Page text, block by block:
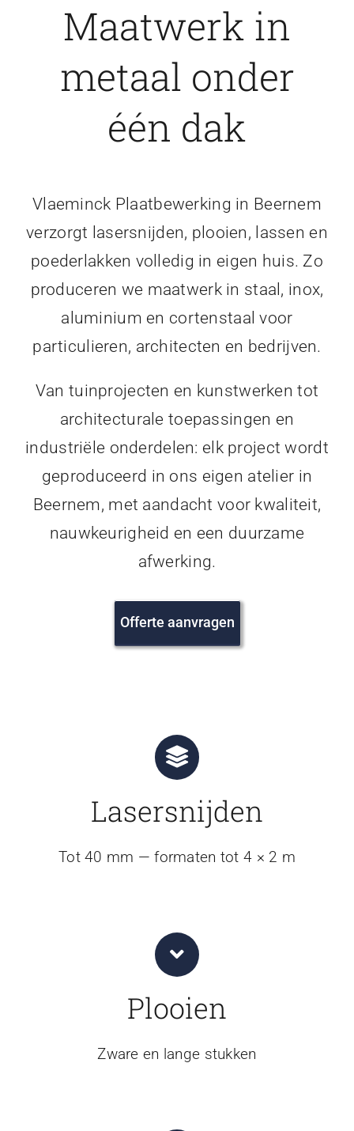
Maatwerk in
metaal onder
één dak
Vlaeminck Plaatbewerking in Beernem
verzorgt lasersnijden, plooien, lassen en
poederlakken volledig in eigen huis. Zo
produceren we maatwerk in staal, inox,
aluminium en cortenstaal voor
particulieren, architecten en bedrijven.
Van tuinprojecten en kunstwerken tot
architecturale toepassingen en
industriële onderdelen: elk project wordt
geproduceerd in ons eigen atelier in
Beernem, met aandacht voor kwaliteit,
nauwkeurigheid en een duurzame
afwerking.
Offerte aanvragen
Lasersnijden
Tot 40 mm — formaten tot 4 × 2 m
Plooien
Zware en lange stukken